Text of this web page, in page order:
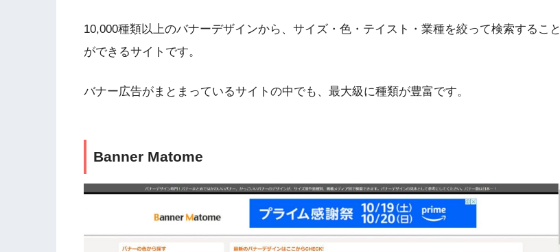
10,000種類以上のバナーデザインから、サイズ・色・テイスト・業種を絞って検索すること
ができるサイトです。
バナー広告がまとまっているサイトの中でも、最大級に種類が豊富です。
Banner Matome